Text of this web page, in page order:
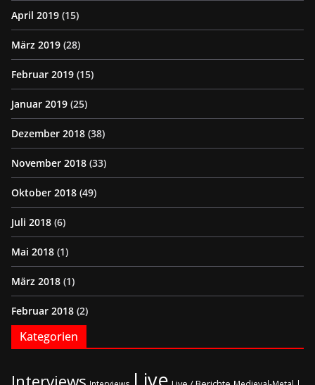
April 2019 (15)
März 2019 (28)
Februar 2019 (15)
Januar 2019 (25)
Dezember 2018 (38)
November 2018 (33)
Oktober 2018 (49)
Juli 2018 (6)
Mai 2018 (1)
März 2018 (1)
Februar 2018 (2)
Kategorien
Live